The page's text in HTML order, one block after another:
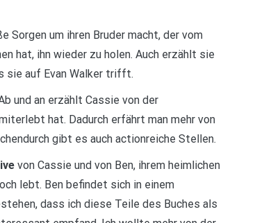
Sorgen um ihren Bruder macht, der vom
hat, ihn wieder zu holen. Auch erzählt sie
sie auf Evan Walker trifft.
und an erzählt Cassie von der
hat. Dadurch erfährt man mehr von
gibt es auch actionreiche Stellen.
von Cassie und von Ben, ihrem heimlichen
lebt. Ben befindet sich in einem
dass ich diese Teile des Buches als